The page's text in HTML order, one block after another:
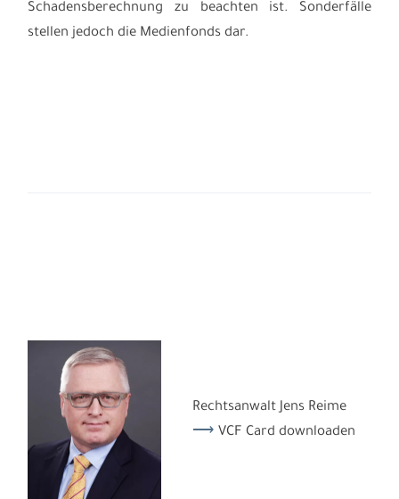
Schadensberechnung zu beachten ist. Sonderfälle
stellen jedoch die Medienfonds dar.
Rechtsanwalt Jens Reime
VCF Card downloaden